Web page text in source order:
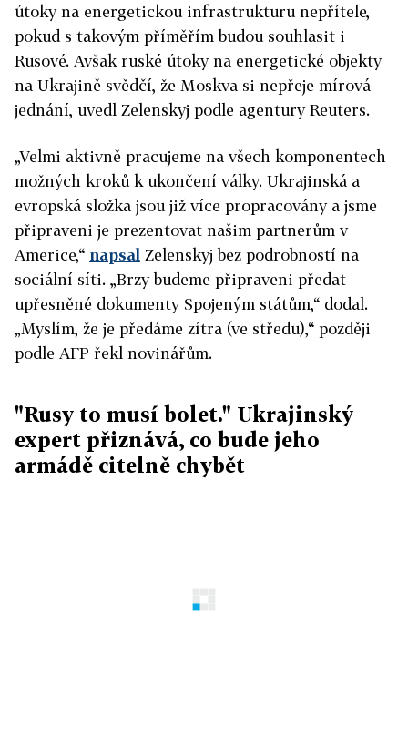
útoky na energetickou infrastrukturu nepřítele,
pokud s takovým příměřím budou souhlasit i
Rusové. Avšak ruské útoky na energetické objekty
na Ukrajině svědčí, že Moskva si nepřeje mírová
jednání, uvedl Zelenskyj podle agentury Reuters.
„Velmi aktivně pracujeme na všech komponentech
možných kroků k ukončení války. Ukrajinská a
evropská složka jsou již více propracovány a jsme
připraveni je prezentovat našim partnerům v
Americe,“ napsal Zelenskyj bez podrobností na
sociální síti. „Brzy budeme připraveni předat
upřesněné dokumenty Spojeným státům,“ dodal.
„Myslím, že je předáme zítra (ve středu),“ později
podle AFP řekl novinářům.
"Rusy to musí bolet." Ukrajinský
expert přiznává, co bude jeho
armádě citelně chybět